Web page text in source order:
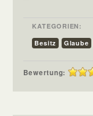
KATEGORIEN:
Besitz
Glaube
Bewertung: